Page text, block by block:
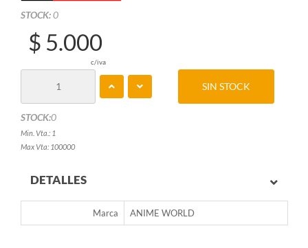
STOCK:0
$ 5.000
c/iva
STOCK:0
Min. Vta.: 1
Max Vta: 100000
SIN STOCK
DETALLES
Marca ANIME WORLD